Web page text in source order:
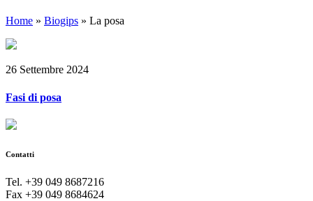
Home » Biogips » La posa
26 Settembre 2024
Fasi di posa
Contatti
Tel. +39 049 8687216
Fax +39 049 8684624